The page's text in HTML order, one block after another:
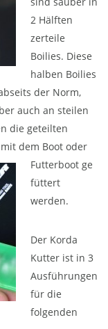
2 Hälften
zerteile
Boilies. Diese
halben Boilies
der Norm,
auch an steilen
die geteilten
dem Boot oder
Futterboot ge
füttert
werden.
Der Korda
Kutter ist in 3
Ausführungen
für die
folgenden